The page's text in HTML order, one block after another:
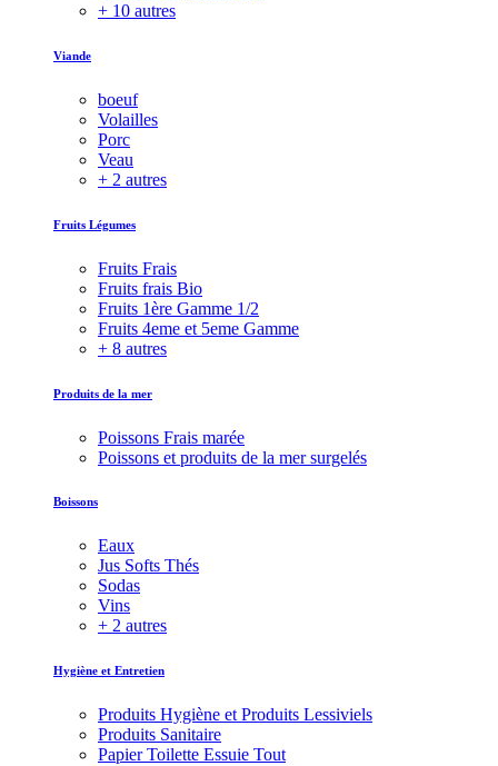
+ 10 autres
Viande
boeuf
Volailles
Porc
Veau
+ 2 autres
Fruits Légumes
Fruits Frais
Fruits frais Bio
Fruits 1ère Gamme 1/2
Fruits 4eme et 5eme Gamme
+ 8 autres
Produits de la mer
Poissons Frais marée
Poissons et produits de la mer surgelés
Boissons
Eaux
Jus Softs Thés
Sodas
Vins
+ 2 autres
Hygiène et Entretien
Produits Hygiène et Produits Lessiviels
Produits Sanitaire
Papier Toilette Essuie Tout